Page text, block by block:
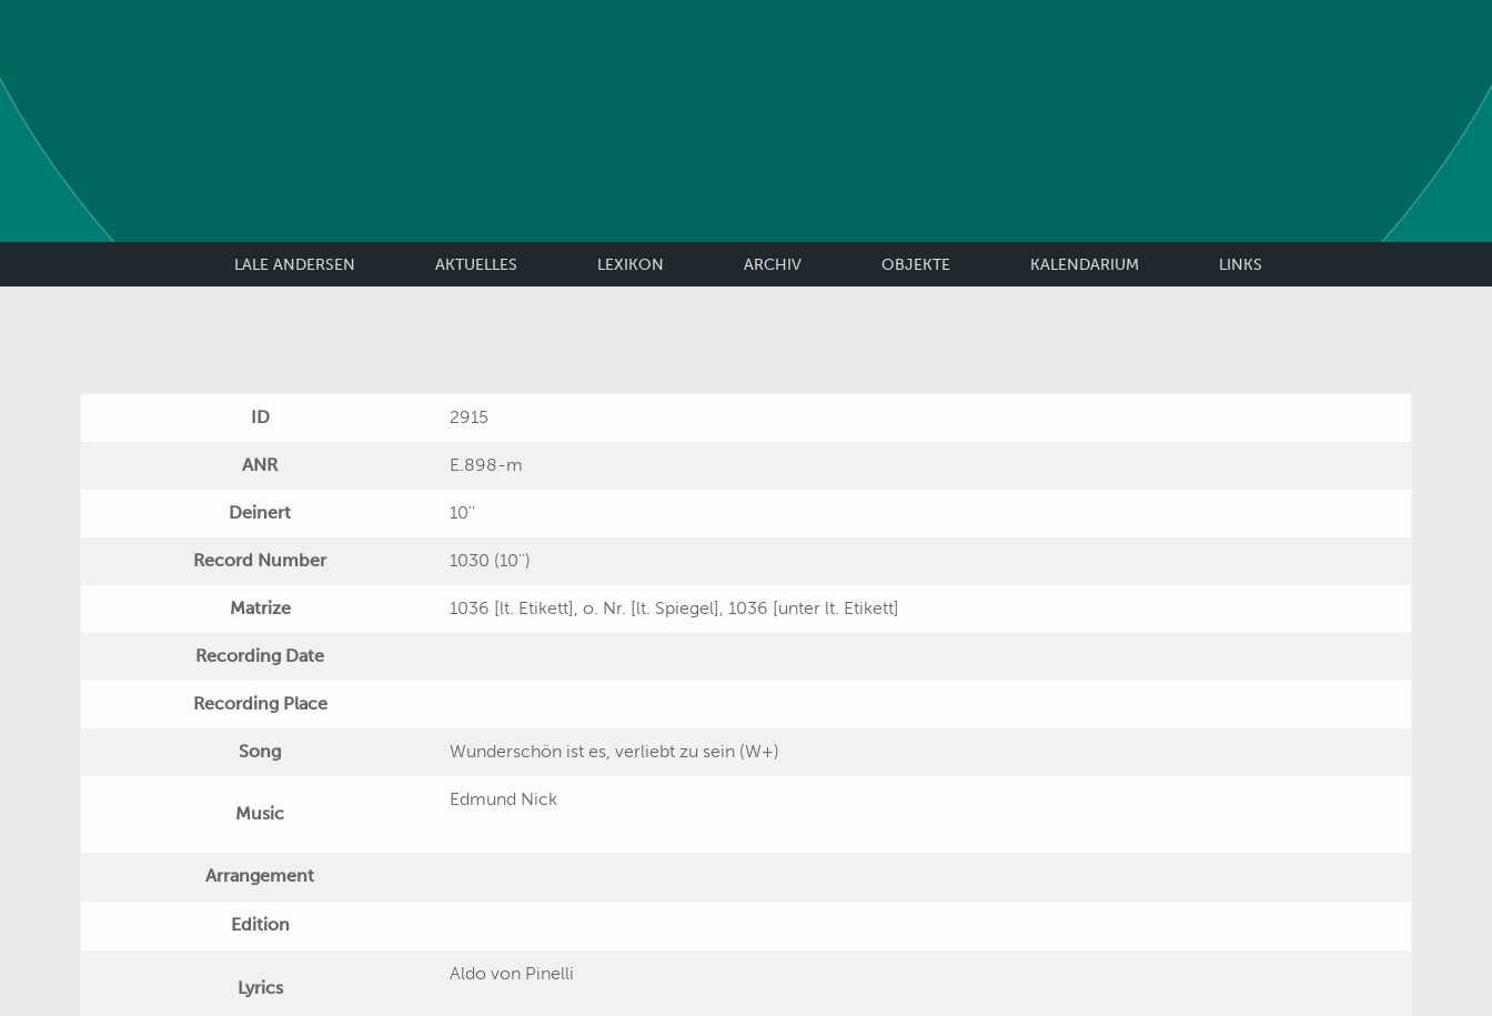
LALE ANDERSEN AKTUELLES LEXIKON ARCHIV OBJEKTE KALENDARIUM LINKS
ID 2915
ANR E.898-m
Deinert 10''
Record Number 1030 (10'')
Matrize 1036 [lt. Etikett], o. Nr. [lt. Spiegel], 1036 [unter lt. Etikett]
Recording Date
Recording Place
Song Wunderschön ist es, verliebt zu sein (W+)
Music
Edmund Nick
Arrangement
Edition
Lyrics
Aldo von Pinelli